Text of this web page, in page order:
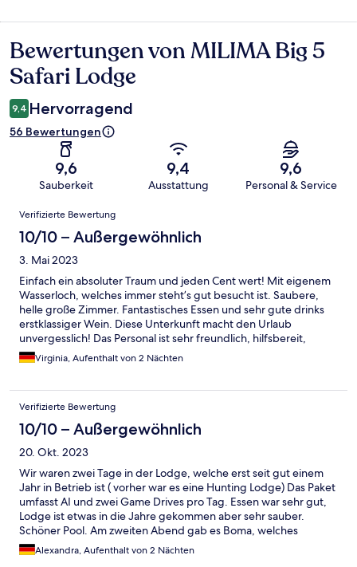
Bewertungen
Bewertungen von MILIMA Big 5
Safari Lodge
9,4 Hervorragend
56 Bewertungen
9,6
Sauberkeit
9,4
Ausstattung
9,6
Personal & Service
Bewertungen
Verifizierte Bewertung
10/10 – Außergewöhnlich
3. Mai 2023
Einfach ein absoluter Traum und jeden Cent wert! Mit eigenem
Wasserloch, welches immer steht’s gut besucht ist. Saubere,
helle große Zimmer. Fantastisches Essen und sehr gute drinks
erstklassiger Wein. Diese Unterkunft macht den Urlaub
unvergesslich! Das Personal ist sehr freundlich, hilfsbereit,
kompetent und setzt jeden Wunsch um. Ich komme definitiv
wieder - etwas negatives fällt mich nicht ein!
Virginia, Aufenthalt von 2 Nächten
Verifizierte Bewertung
10/10 – Außergewöhnlich
20. Okt. 2023
Wir waren zwei Tage in der Lodge, welche erst seit gut einem
Jahr in Betrieb ist ( vorher war es eine Hunting Lodge) Das Paket
umfasst AI und zwei Game Drives pro Tag. Essen war sehr gut,
Lodge ist etwas in die Jahre gekommen aber sehr sauber.
Schöner Pool. Am zweiten Abend gab es Boma, welches
ausgezeichnet und sehr stimmig war. Getränke waren jederzeit
und in großer Auswahl vorhanden. Die Game Drives finden
Alexandra, Aufenthalt von 2 Nächten